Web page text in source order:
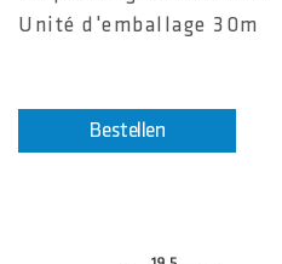
Unité d'emballage 30m
Bestellen